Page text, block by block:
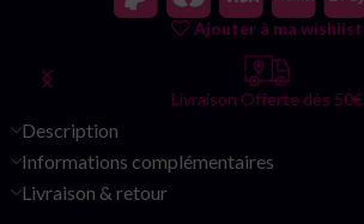
Ajouter à ma wishlist
Livraison Offerte dès 50€
Description
Informations complémentaires
Livraison & retour